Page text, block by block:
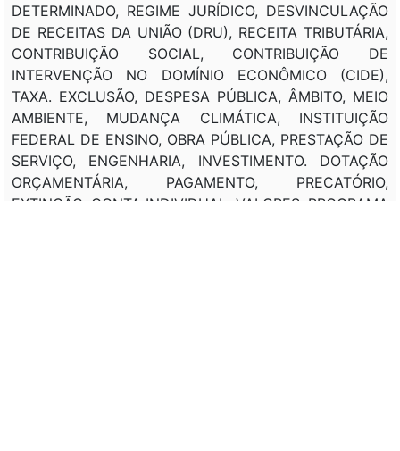
DETERMINADO, REGIME JURÍDICO, DESVINCULAÇÃO
DE RECEITAS DA UNIÃO (DRU), RECEITA TRIBUTÁRIA,
CONTRIBUIÇÃO SOCIAL, CONTRIBUIÇÃO DE
INTERVENÇÃO NO DOMÍNIO ECONÔMICO (CIDE),
TAXA. EXCLUSÃO, DESPESA PÚBLICA, ÂMBITO, MEIO
AMBIENTE, MUDANÇA CLIMÁTICA, INSTITUIÇÃO
FEDERAL DE ENSINO, OBRA PÚBLICA, PRESTAÇÃO DE
SERVIÇO, ENGENHARIA, INVESTIMENTO. DOTAÇÃO
ORÇAMENTÁRIA, PAGAMENTO, PRECATÓRIO,
EXTINÇÃO, CONTA INDIVIDUAL, VALORES, PROGRAMA